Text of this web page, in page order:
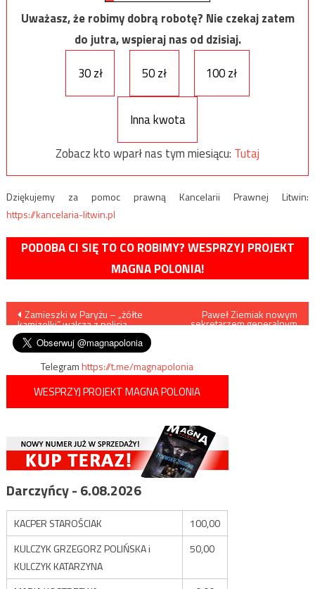
Uważasz, że robimy dobrą robotę? Nie czekaj zatem
do jutra, wspieraj nas od dzisiaj.
30 zł
50 zł 100 zł
Inna kwota
Zobacz kto wparł nas tym miesiącu: Tutaj
Dziękujemy za pomoc prawną Kancelarii Prawnej Litwin:
https://kancelaria-litwin.pl
PODOBA CI SIĘ TO CO ROBIMY? WESPRZYJ PROJEKT
MAGNA POLONIA!
Nawigacja
wpisu
Zamieszki w Paryżu – „żółte
kamizelki” walczą z policją
Paweł Ziemiak nowym
sekretarzem generalnym
Telegramhttps://t.me/magnapolonia
WESPRZYJ PROJEKT MAGNA POLONIA
Darczyńcy - 6.08.2026
KACPER STAROŚCIAK
100,00
KULCZYK GRZEGORZ POLIŃSKA i
KULCZYK KATARZYNA
50,00